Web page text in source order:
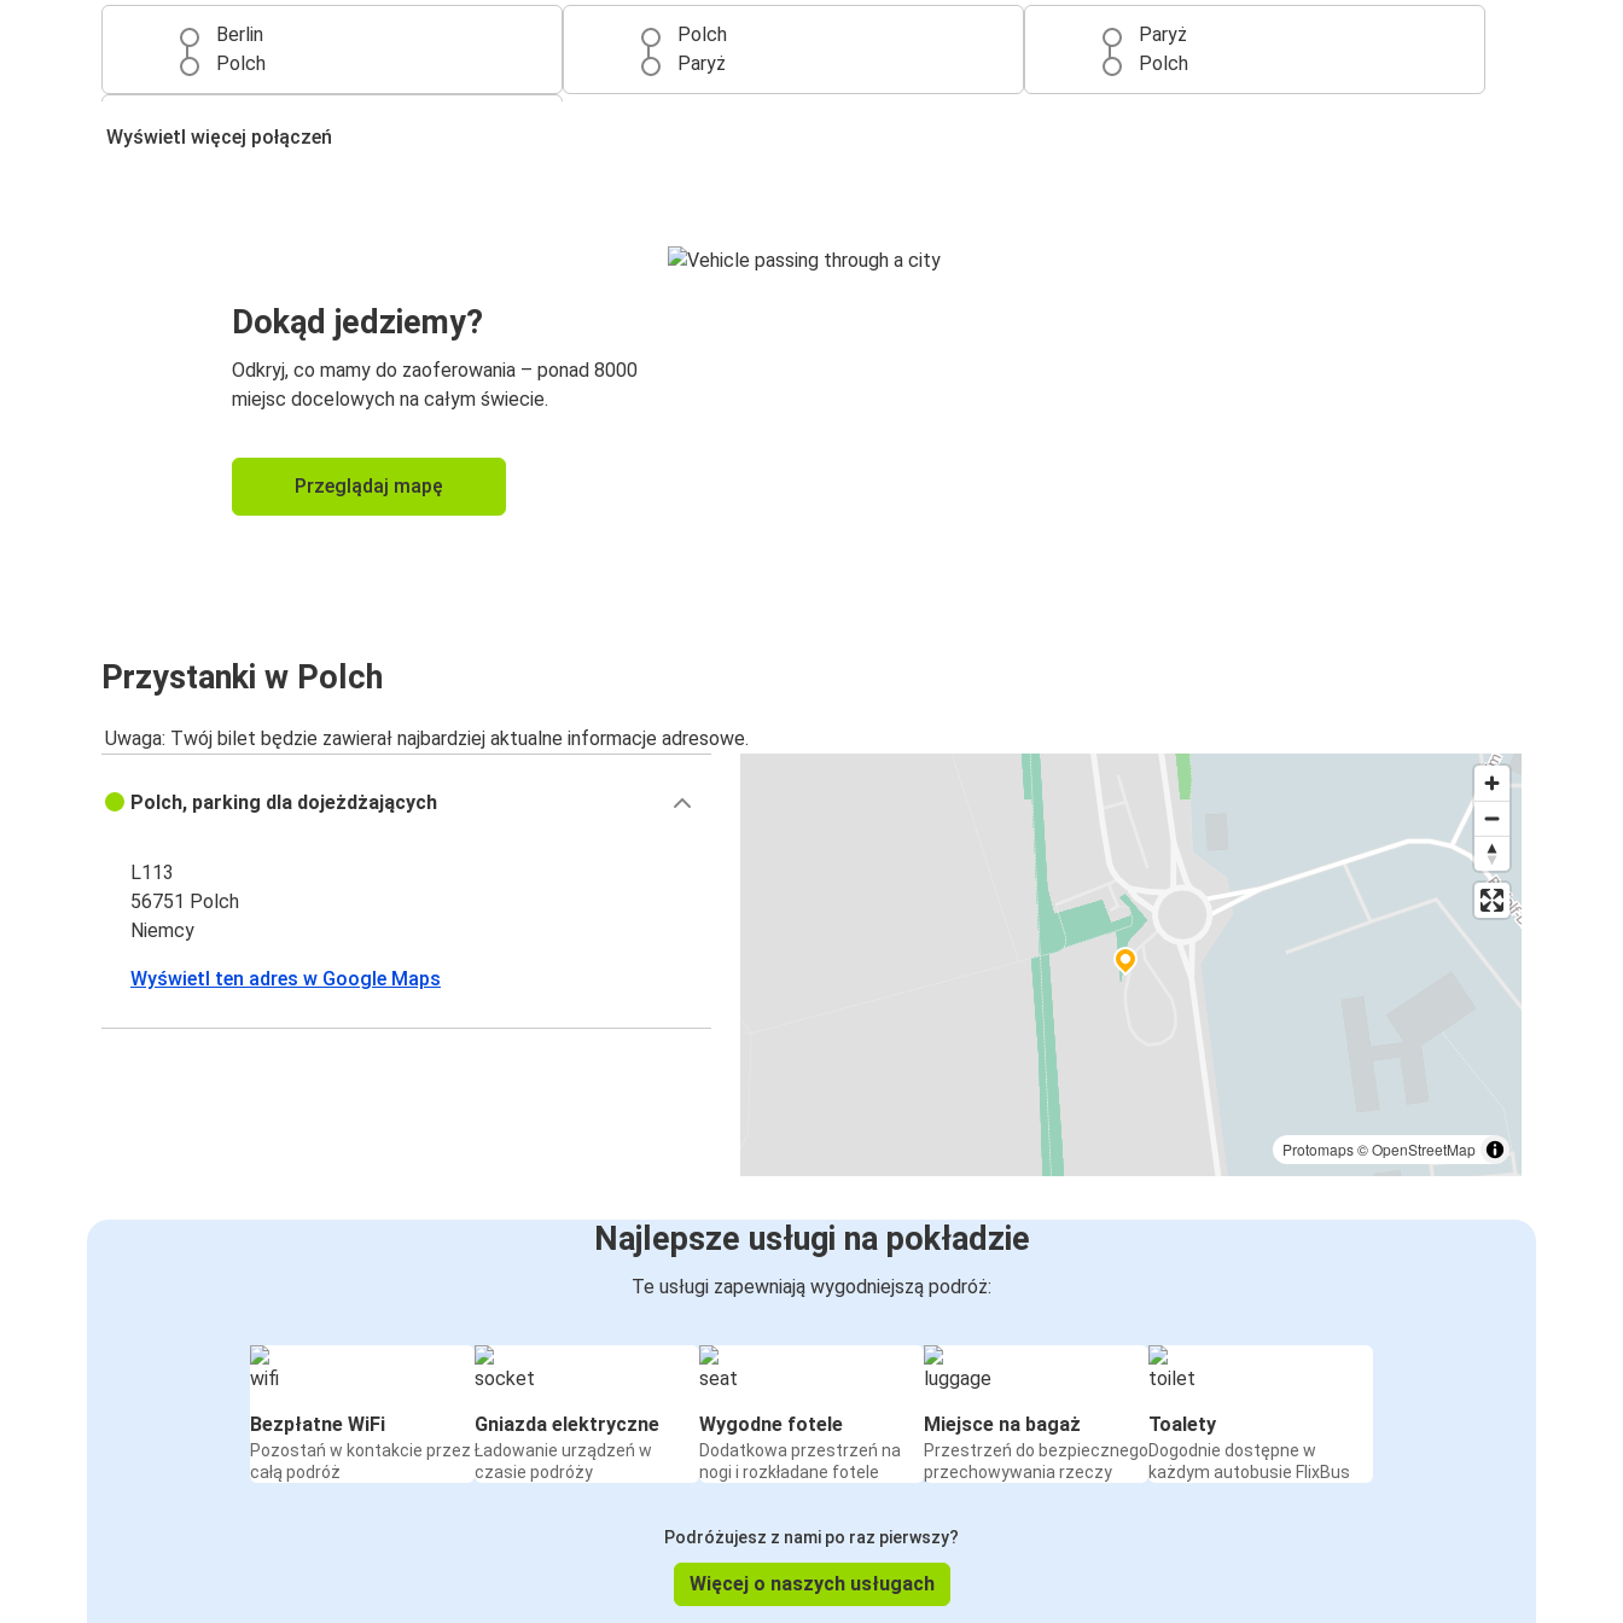
Berlin
Polch
Polch
Paryż
Paryż
Polch
Polch
Berlin
Wyświetl więcej połączeń
Dokąd jedziemy?
Odkryj, co mamy do zaoferowania – ponad 8000
miejsc docelowych na całym świecie.
Przeglądaj mapę
Przystanki w Polch
Uwaga: Twój bilet będzie zawierał najbardziej aktualne informacje adresowe.
Protomaps©OpenStreetMap
Polch, parking dla dojeżdżających
L113
56751 Polch
Niemcy
Wyświetl ten adres w Google Maps
Najlepsze usługi na pokładzie
Te usługi zapewniają wygodniejszą podróż:
Bezpłatne WiFi
Pozostań w kontakcie przez
całą podróż
Gniazda elektryczne
Ładowanie urządzeń w
czasie podróży
Wygodne fotele
Dodatkowa przestrzeń na
nogi i rozkładane fotele
Miejsce na bagaż
Przestrzeń do bezpiecznego
przechowywania rzeczy
Toalety
Dogodnie dostępne w
każdym autobusie FlixBus
Podróżujesz z nami po raz pierwszy?
Więcej o naszych usługach